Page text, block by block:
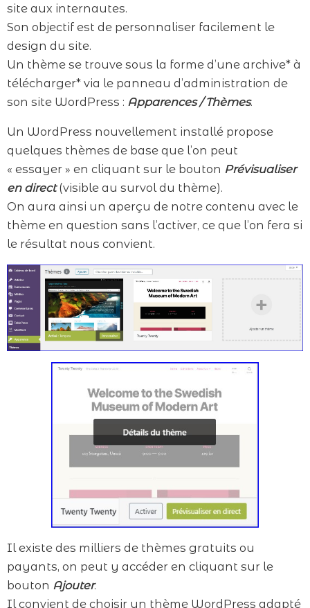
site aux internautes.
Son objectif est de personnaliser facilement le
design du site.
Un thème se trouve sous la forme d’une archive* à
télécharger* via le panneau d’administration de
son site WordPress : Apparences / Thèmes.
Un WordPress nouvellement installé propose
quelques thèmes de base que l’on peut
« essayer » en cliquant sur le bouton Prévisualiser
en direct(visible au survol du thème).
On aura ainsi un aperçu de notre contenu avec le
thème en question sans l’activer, ce que l’on fera si
le résultat nous convient.
Il existe des milliers de thèmes gratuits ou
payants, on peut y accéder en cliquant sur le
bouton Ajouter.
Il convient de choisir un thème WordPress adapté